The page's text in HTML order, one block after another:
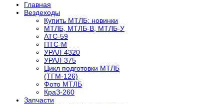
Главная
Вездеходы
Купить МТЛБ: новинки
МТЛБ, МТЛБ-В, МТЛБ-У
АТС-59
ПТС-М
УРАЛ-4320
УРАЛ-375
Цикл подготовки МТЛБ
(ТГМ-126)
Фото МТЛБ
КраЗ-260
Запчасти